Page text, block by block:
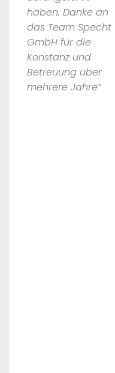
haben. Danke an
das Team Specht
GmbH für die
Konstanz und
Betreuung über
mehrere Jahre“